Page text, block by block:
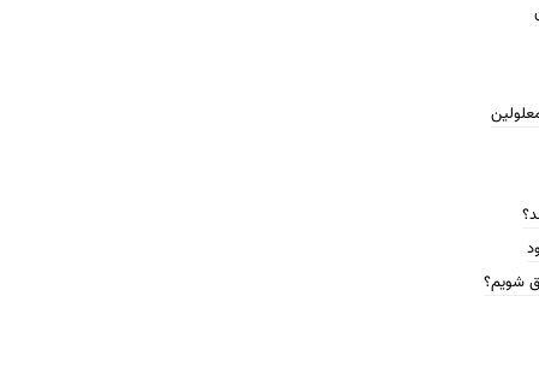
شویم؟